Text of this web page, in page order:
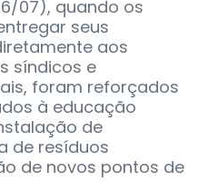
07), quando os
seus
aos
síndicos e
foram reforçados
à educação
de
de resíduos
de novos pontos de